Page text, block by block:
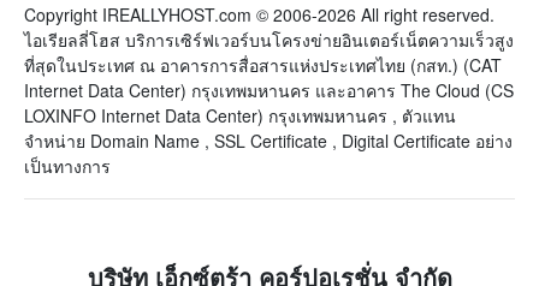
Copyright IREALLYHOST.com © 2006-2026 All right reserved.
ไอเรียลลี่โฮส บริการเซิร์ฟเวอร์บนโครงข่ายอินเตอร์เน็ตความเร็วสูง
ที่สุดในประเทศ ณ อาคารการสื่อสารแห่งประเทศไทย (กสท.) (CAT
Internet Data Center) กรุงเทพมหานคร และอาคาร The Cloud (CS
LOXINFO Internet Data Center) กรุงเทพมหานคร , ตัวแทน
จำหน่าย Domain Name , SSL Certificate , Digital Certificate อย่าง
เป็นทางการ
บริษัท เอ็กซ์ตร้า คอร์ปอเรชั่น จำกัด